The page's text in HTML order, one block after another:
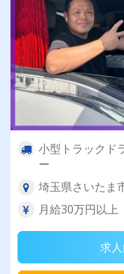
小型トラックド
ー
埼玉県さいたま
月給30万円以上
求